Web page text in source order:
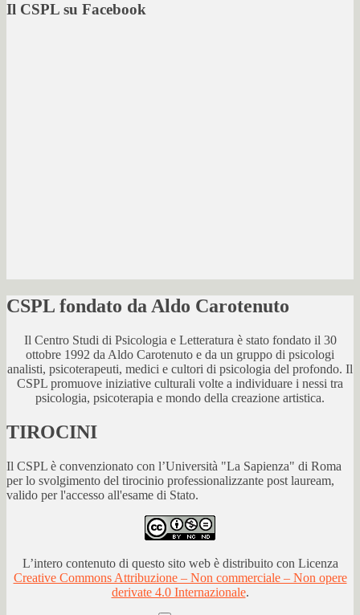
Il CSPL su Facebook
CSPL fondato da Aldo Carotenuto
Il Centro Studi di Psicologia e Letteratura è stato fondato il 30
ottobre 1992 da Aldo Carotenuto e da un gruppo di psicologi
analisti, psicoterapeuti, medici e cultori di psicologia del profondo. Il
CSPL promuove iniziative culturali volte a individuare i nessi tra
psicologia, psicoterapia e mondo della creazione artistica.
TIROCINI
Il CSPL è convenzionato con l’Università "La Sapienza" di Roma
per lo svolgimento del tirocinio professionalizzante post lauream,
valido per l'accesso all'esame di Stato.
L’intero contenuto di questo sito web è distribuito con Licenza
Creative Commons Attribuzione – Non commerciale – Non opere
derivate 4.0 Internazionale.